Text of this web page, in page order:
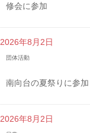
修会に参加
2026年8月2日
団体活動
南向台の夏祭りに参加
2026年8月2日